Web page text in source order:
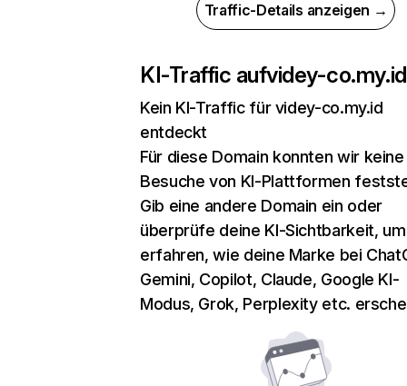
Traffic-Details anzeigen →
KI-Traffic aufvidey-co.my.id
Kein KI-Traffic für videy-co.my.id
entdeckt
Für diese Domain konnten wir keine
Besuche von KI-Plattformen
Gib eine andere Domain ein oder
überprüfe deine KI-Sichtbarkeit,
erfahren, wie deine Marke bei
Gemini, Copilot, Claude, Google KI-
Modus, Grok, Perplexity etc.